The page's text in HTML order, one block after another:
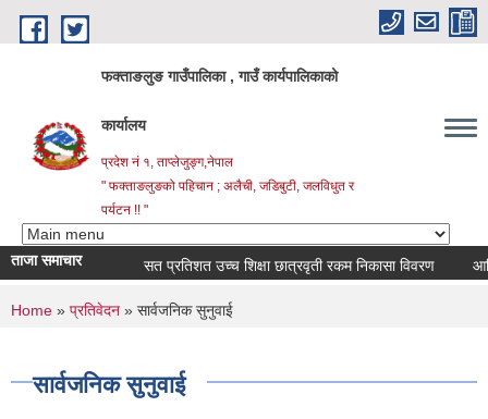
Skip to main content
फक्ताङलुङ गाउँपालिका , गाउँ कार्यपालिकाको
कार्यालय
प्रदेश नं १, ताप्लेजुङ्ग,नेपाल
" फक्ताङलुङको पहिचान ; अलैची, जडिबुटी, जलविधुत र
पर्यटन !! "
ताजा समाचार सत प्रतिशत उच्च शिक्षा छात्रवृती रकम निकासा विवरण
You are here
Home » प्रतिवेदन » सार्वजनिक सुनुवाई
सार्वजनिक सुनुवाई